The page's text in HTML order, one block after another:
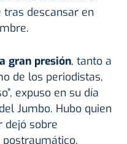
tras descansar en
gran presión, tanto a
de los periodistas,
expuso en su día
Jumbo. Hubo quien
dejó sobre